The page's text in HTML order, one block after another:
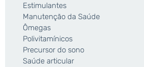
Estimulantes
Manutenção da Saúde
Ômegas
Polivitamínicos
Precursor do sono
Saúde articular